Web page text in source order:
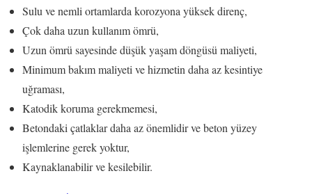
Sulu ve nemli ortamlarda korozyona yüksek direnç,
Çok daha uzun kullanım ömrü,
Uzun ömrü sayesinde düşük yaşam döngüsü maliyeti,
Minimum bakım maliyeti ve hizmetin daha az kesintiye
uğraması,
Katodik koruma gerekmemesi,
Betondaki çatlaklar daha az önemlidir ve beton yüzey
işlemlerine gerek yoktur,
Kaynaklanabilir ve kesilebilir.